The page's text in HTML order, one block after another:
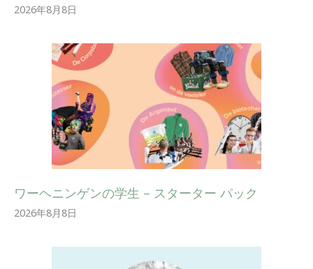
2026年8月8日
ワーヘニンゲンの学生 – スターター パック
2026年8月8日